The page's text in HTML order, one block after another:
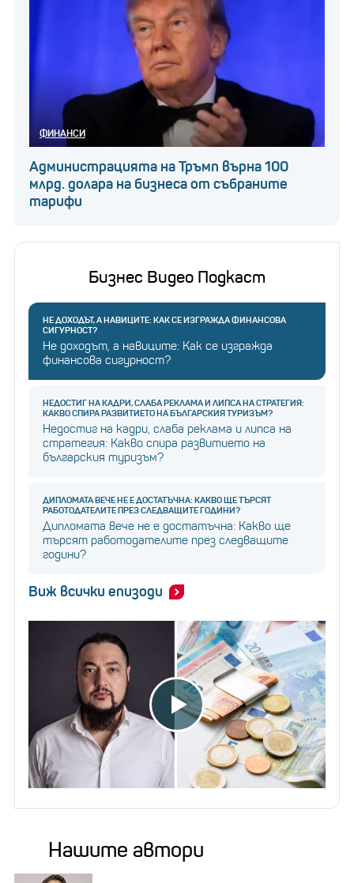
ФИНАНСИ
Администрацията на Тръмп върна 100
млрд. долара на бизнеса от събраните
тарифи
Бизнес Видео Подкаст
НЕ ДОХОДЪТ, А НАВИЦИТЕ: КАК СЕ ИЗГРАЖДА ФИНАНСОВА
СИГУРНОСТ?
Не доходът, а навиците: Как се изгражда
финансова сигурност?
НЕДОСТИГ НА КАДРИ, СЛАБА РЕКЛАМА И ЛИПСА НА СТРАТЕГИЯ:
КАКВО СПИРА РАЗВИТИЕТО НА БЪЛГАРСКИЯ ТУРИЗЪМ?
Недостиг на кадри, слаба реклама и липса на
стратегия: Какво спира развитието на
българския туризъм?
ДИПЛОМАТА ВЕЧЕ НЕ Е ДОСТАТЪЧНА: КАКВО ЩЕ ТЪРСЯТ
РАБОТОДАТЕЛИТЕ ПРЕЗ СЛЕДВАЩИТЕ ГОДИНИ?
Дипломата вече не е достатъчна: Какво ще
търсят работодателите през следващите
години?
Виж всички епизоди
Нашите автори